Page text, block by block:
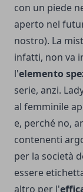
con un piede
aperto nel
nostro). La
infatti, non va
l'elemento
serie, anzi.
al femminile
e, perché no,
contenenti
per la società
essere
altro per l'